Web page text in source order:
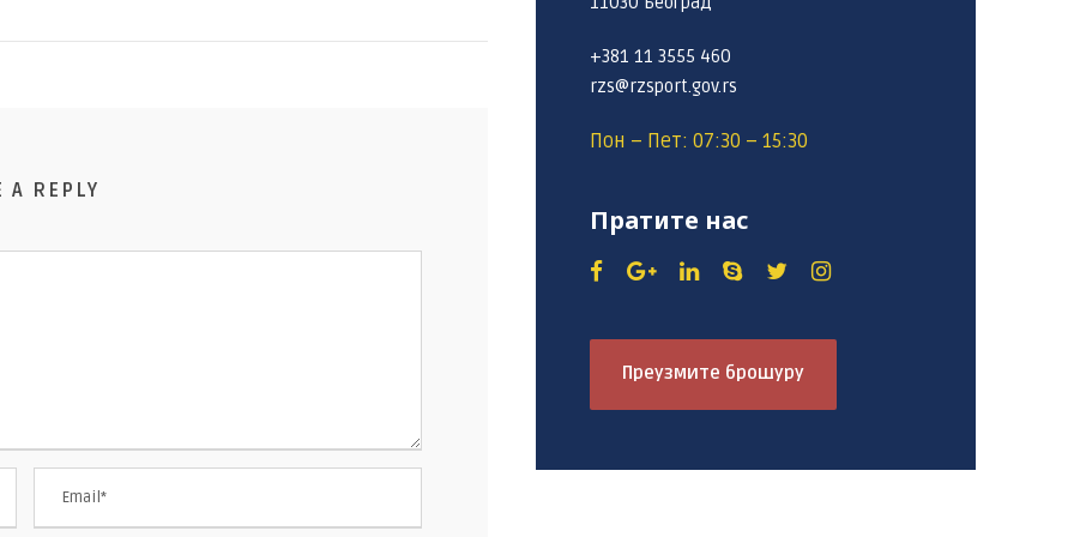
A REPLY
+381 11 3555 460
rzs@rzsport.gov.rs
Пон – Пет: 07:30 – 15:30
Пратите нас
Преузмите брошуру